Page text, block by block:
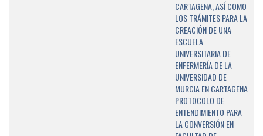
CARTAGENA, ASÍ COMO
LOS TRÁMITES PARA LA
CREACIÓN DE UNA
ESCUELA
UNIVERSITARIA DE
ENFERMERÍA DE LA
UNIVERSIDAD DE
MURCIA EN CARTAGENA
PROTOCOLO DE
ENTENDIMIENTO PARA
LA CONVERSIÓN EN